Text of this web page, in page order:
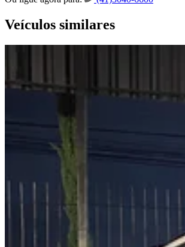
Veículos similares